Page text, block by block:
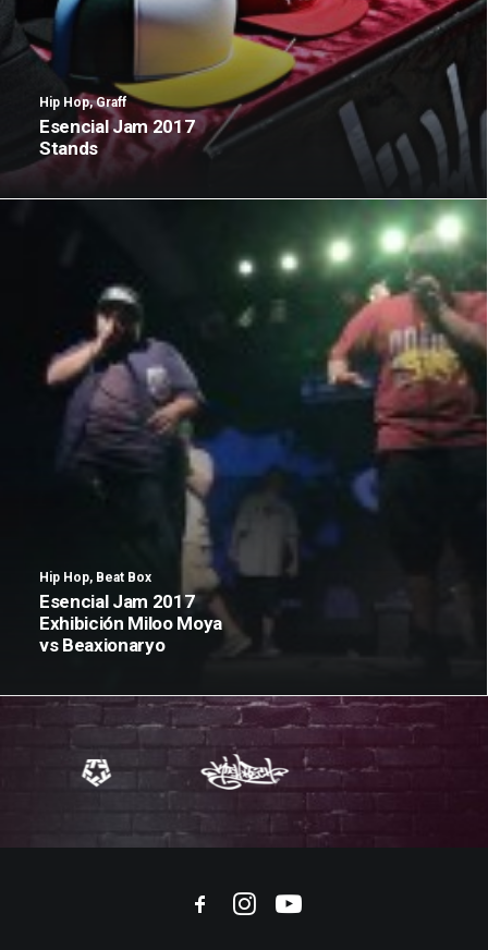
Hip Hop, Graff
Esencial Jam 2017
Stands
Hip Hop, Beat Box
Esencial Jam 2017
Exhibición Miloo Moya
vs Beaxionaryo